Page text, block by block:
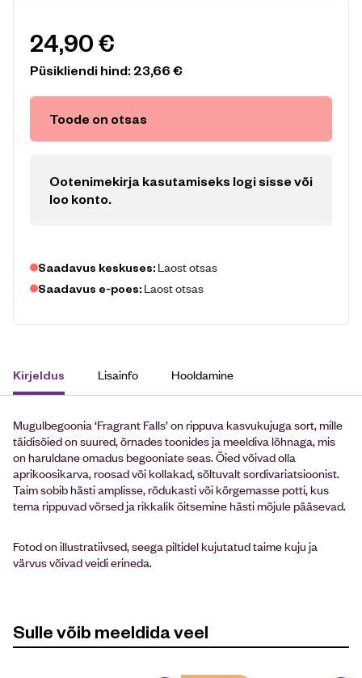
24,90€
Püsikliendi hind:23,66€
Toode on otsas
Ootenimekirja kasutamiseks logi sisse või
loo konto.
Saadavus keskuses: Laost otsas
Saadavus e-poes: Laost otsas
Kirjeldus Lisainfo Hooldamine
Mugulbegoonia ‘Fragrant Falls’ on rippuva kasvukujuga sort, mille
täidisõied on suured, õrnades toonides ja meeldiva lõhnaga, mis
on haruldane omadus begooniate seas. Õied võivad olla
aprikoosikarva, roosad või kollakad, sõltuvalt sordivariatsioonist.
Taim sobib hästi amplisse, rõdukasti või kõrgemasse potti, kus
tema rippuvad võrsed ja rikkalik õitsemine hästi mõjule pääsevad.
Fotod on illustratiivsed, seega piltidel kujutatud taime kuju ja
värvus võivad veidi erineda.
Sulle võib meeldida veel